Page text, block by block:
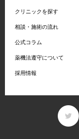
クリニックを探す
相談・施術の流れ
公式コラム
薬機法遵守について
採用情報